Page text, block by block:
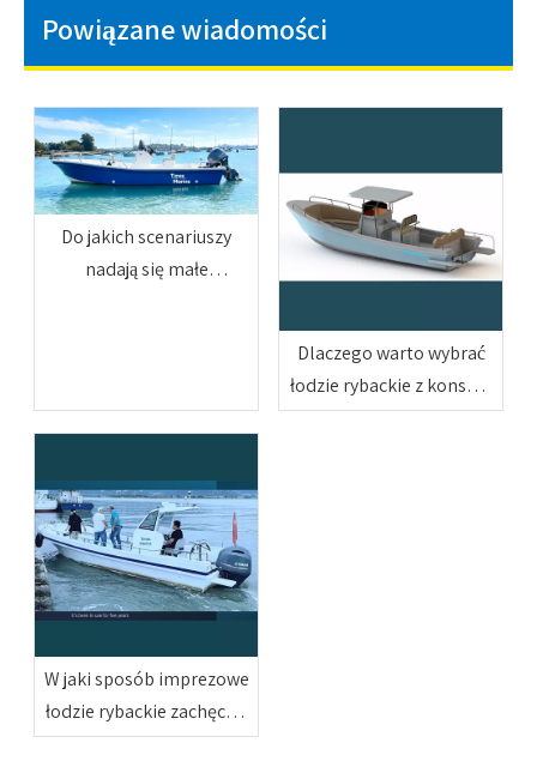
Powiązane wiadomości
Do jakich scenariuszy
nadają się małe
Dlaczego warto wybrać
łodzie rybackie z konsolą
środkową do
W jaki sposób imprezowe
łodzie rybackie zachęcają
do spędzania czasu na